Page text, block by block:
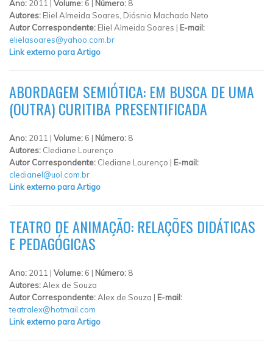
Ano: 2011 | Volume: 6 | Número: 8
Autores: Eliel Almeida Soares, Diósnio Machado Neto
Autor Correspondente: Eliel Almeida Soares | E-mail:
elielasoares@yahoo.com.br
Link externo para Artigo
ABORDAGEM SEMIÓTICA: EM BUSCA DE UMA
(OUTRA) CURITIBA PRESENTIFICADA
Ano: 2011 | Volume: 6 | Número: 8
Autores: Clediane Lourenço
Autor Correspondente: Clediane Lourenço | E-mail:
cledianel@uol.com.br
Link externo para Artigo
TEATRO DE ANIMAÇÃO: RELAÇÕES DIDÁTICAS
E PEDAGÓGICAS
Ano: 2011 | Volume: 6 | Número: 8
Autores:Alex de Souza
Autor Correspondente:Alex de Souza | E-mail:
teatralex@hotmail.com
Link externo para Artigo